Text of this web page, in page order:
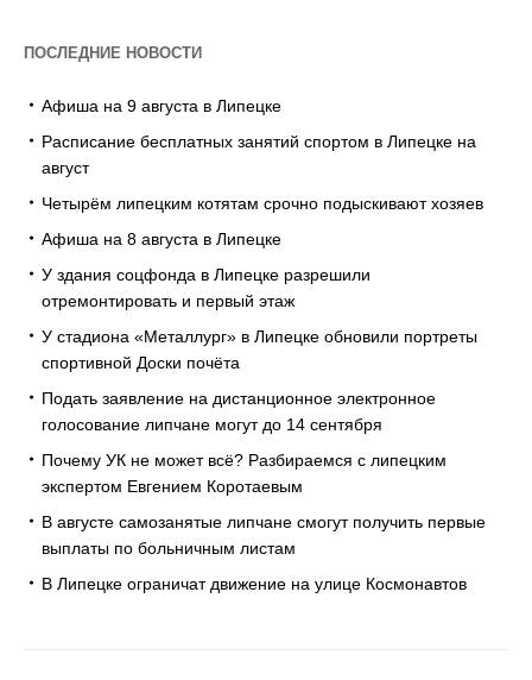
ПОСЛЕДНИЕ НОВОСТИ
Афиша на 9 августа в Липецке
Расписание бесплатных занятий спортом в Липецке на
август
Четырём липецким котятам срочно подыскивают хозяев
Афиша на 8 августа в Липецке
У здания соцфонда в Липецке разрешили
отремонтировать и первый этаж
У стадиона «Металлург» в Липецке обновили портреты
спортивной Доски почёта
Подать заявление на дистанционное электронное
голосование липчане могут до 14 сентября
Почему УК не может всё? Разбираемся с липецким
экспертом Евгением Коротаевым
В августе самозанятые липчане смогут получить первые
выплаты по больничным листам
В Липецке ограничат движение на улице Космонавтов